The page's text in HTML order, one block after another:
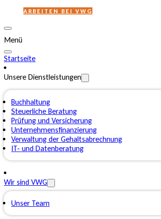
ARBEITEN BEI VWG
Menü
Startseite
Unsere Dienstleistungen
Buchhaltung
Steuerliche Beratung
Prüfung und Versicherung
Unternehmensfinanzierung
Verwaltung der Gehaltsabrechnung
IT- und Datenberatung
Wir sind VWG
Unser Team